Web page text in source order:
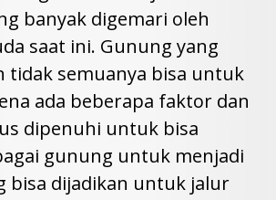
banyak digemari oleh
saat ini. Gunung yang
tidak semuanya bisa untuk
ada beberapa faktor dan
dipenuhi untuk bisa
gunung untuk menjadi
bisa dijadikan untuk jalur